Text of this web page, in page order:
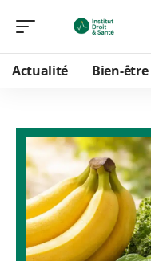
Actualité Bien-être